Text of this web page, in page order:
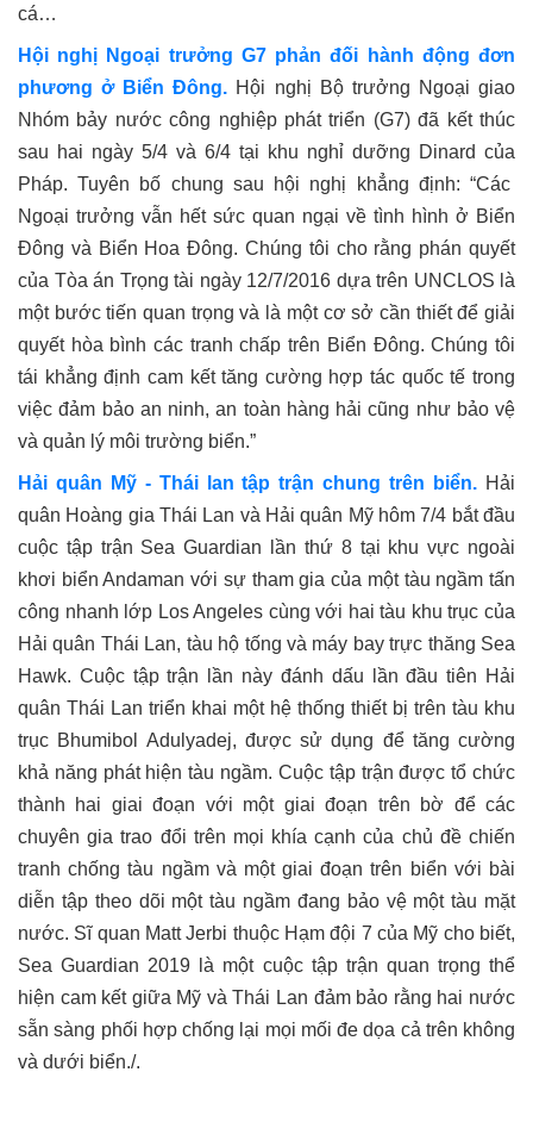
cá…
Hội nghị Ngoại trưởng G7 phản đối hành động đơn
phương ở Biển Đông. Hội nghị Bộ trưởng Ngoại giao
Nhóm bảy nước công nghiệp phát triển (G7) đã kết thúc
sau hai ngày 5/4 và 6/4 tại khu nghỉ dưỡng Dinard của
Pháp. Tuyên bố chung sau hội nghị khẳng định: “Các
Ngoại trưởng vẫn hết sức quan ngại về tình hình ở Biển
Đông và Biển Hoa Đông. Chúng tôi cho rằng phán quyết
của Tòa án Trọng tài ngày 12/7/2016 dựa trên UNCLOS là
một bước tiến quan trọng và là một cơ sở cần thiết để giải
quyết hòa bình các tranh chấp trên Biển Đông. Chúng tôi
tái khẳng định cam kết tăng cường hợp tác quốc tế trong
việc đảm bảo an ninh, an toàn hàng hải cũng như bảo vệ
và quản lý môi trường biển.”
Hải quân Mỹ - Thái lan tập trận chung trên biển. Hải
quân Hoàng gia Thái Lan và Hải quân Mỹ hôm 7/4 bắt đầu
cuộc tập trận Sea Guardian lần thứ 8 tại khu vực ngoài
khơi biển Andaman với sự tham gia của một tàu ngầm tấn
công nhanh lớp Los Angeles cùng với hai tàu khu trục của
Hải quân Thái Lan, tàu hộ tống và máy bay trực thăng Sea
Hawk. Cuộc tập trận lần này đánh dấu lần đầu tiên Hải
quân Thái Lan triển khai một hệ thống thiết bị trên tàu khu
trục Bhumibol Adulyadej, được sử dụng để tăng cường
khả năng phát hiện tàu ​​ngầm. Cuộc tập trận được tổ chức
thành hai giai đoạn với một giai đoạn trên bờ để các
chuyên gia trao đổi trên mọi khía cạnh của chủ đề chiến
tranh chống tàu ngầm và một giai đoạn trên biển với bài
diễn tập theo dõi một tàu ngầm đang bảo vệ một tàu mặt
nước. Sĩ quan Matt Jerbi thuộc Hạm đội 7 của Mỹ cho biết,
Sea Guardian 2019 là một cuộc tập trận quan trọng thể
hiện cam kết giữa Mỹ và Thái Lan đảm bảo rằng hai nước
sẵn sàng phối hợp chống lại mọi mối đe dọa cả trên không
và dưới biển./.